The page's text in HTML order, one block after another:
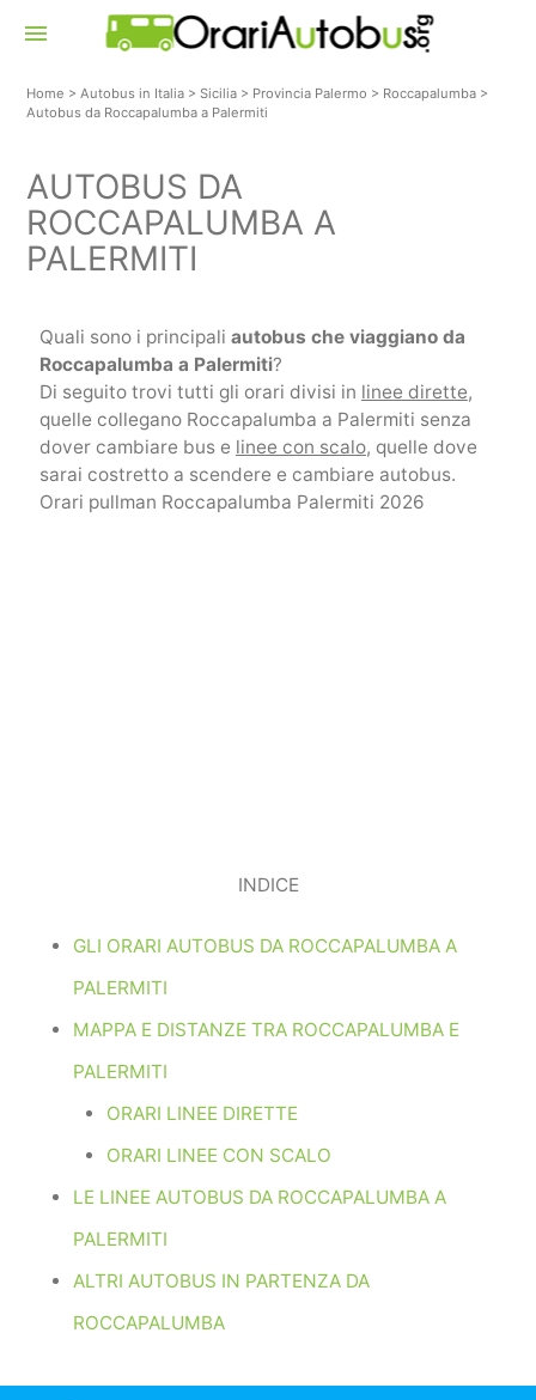
menu
Home >Autobus in Italia >Sicilia > Provincia Palermo > Roccapalumba >
Autobus da Roccapalumba a Palermiti
AUTOBUS DA
ROCCAPALUMBA A
PALERMITI
Quali sono i principali autobus che viaggiano da
Roccapalumba a Palermiti?
Di seguito trovi tutti gli orari divisi in linee dirette,
quelle collegano Roccapalumba a Palermiti senza
dover cambiare bus e linee con scalo, quelle dove
sarai costretto a scendere e cambiare autobus.
Orari pullman Roccapalumba Palermiti 2026
INDICE
GLI ORARI AUTOBUS DA ROCCAPALUMBA A
PALERMITI
MAPPA E DISTANZE TRA ROCCAPALUMBA E
PALERMITI
ORARI LINEE DIRETTE
ORARI LINEE CON SCALO
LE LINEE AUTOBUS DA ROCCAPALUMBA A
PALERMITI
ALTRI AUTOBUS IN PARTENZA DA
ROCCAPALUMBA